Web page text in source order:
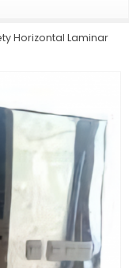
Horizontal Laminar